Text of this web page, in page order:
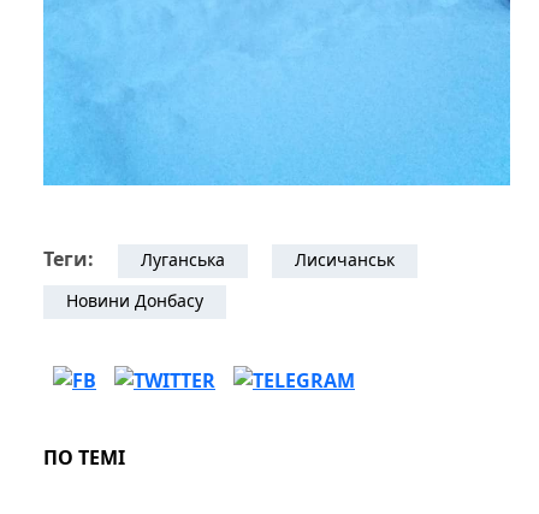
Теги: Луганська
Лисичанськ
Новини Донбасу
ПО ТЕМІ